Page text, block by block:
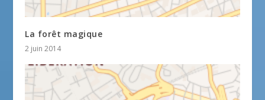
La forêt magique
2 juin 2014